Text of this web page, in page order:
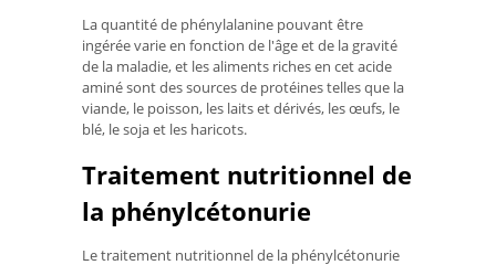
La quantité de phénylalanine pouvant être
ingérée varie en fonction de l'âge et de la gravité
de la maladie, et les aliments riches en cet acide
aminé sont des sources de protéines telles que la
viande, le poisson, les laits et dérivés, les œufs, le
blé, le soja et les haricots.
Traitement nutritionnel de
la phénylcétonurie
Le traitement nutritionnel de la phénylcétonurie